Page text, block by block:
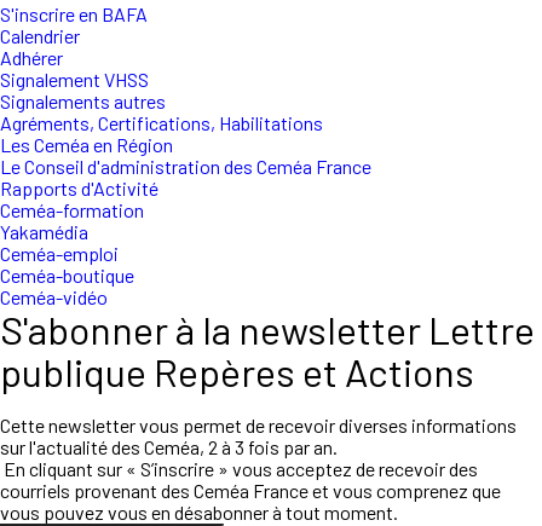
S'inscrire en BAFA
Calendrier
Adhérer
Signalement VHSS
Signalements autres
Agréments, Certifications, Habilitations
Les Ceméa en Région
Le Conseil d'administration des Ceméa France
Rapports d'Activité
Ceméa-formation
Yakamédia
Ceméa-emploi
Ceméa-boutique
Ceméa-vidéo
S'abonner à la newsletter Lettre
publique Repères et Actions
Cette newsletter vous permet de recevoir diverses informations
sur l'actualité des Ceméa, 2 à 3 fois par an.
En cliquant sur « S’inscrire » vous acceptez de recevoir des
courriels provenant des Ceméa France et vous comprenez que
vous pouvez vous en désabonner à tout moment.